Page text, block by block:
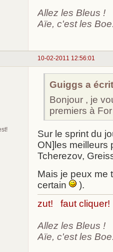
Allez les Bleus !
Aïe, c'est les
10-02-2011 12:56:01
Guiggs a
Bonjour , je
premiers à
Sur le sprint du
ON]les meilleurs
Tcherezov,
Mais je peux me
certain
).
zut! faut cliquer!
Allez les Bleus !
Aïe, c'est les